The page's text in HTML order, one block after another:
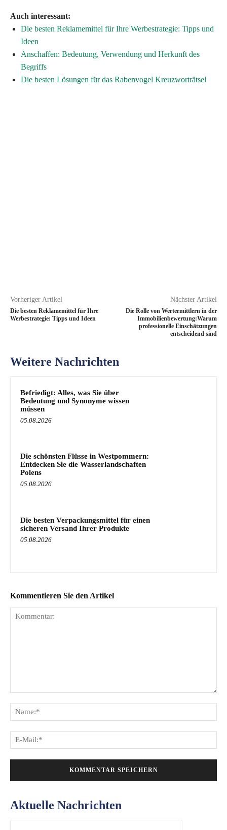
Auch interessant:
Die besten Reklamemittel für Ihre Werbestrategie: Tipps und
Ideen
Anschaffen: Bedeutung, Verwendung und Herkunft des
Begriffs
Die besten Lösungen für das Rabenvogel Kreuzworträtsel
Vorheriger Artikel
Die besten Reklamemittel für Ihre
Werbestrategie: Tipps und Ideen
Nächster Artikel
Die Rolle von Wertermittlern in der
Immobilienbewertung:Warum
professionelle Einschätzungen
entscheidend sind
Weitere Nachrichten
Befriedigt: Alles, was Sie über
Bedeutung und Synonyme wissen
müssen
05.08.2026
Die schönsten Flüsse in Westpommern:
Entdecken Sie die Wasserlandschaften
Polens
05.08.2026
Die besten Verpackungsmittel für einen
sicheren Versand Ihrer Produkte
05.08.2026
Kommentieren Sie den Artikel
Aktuelle Nachrichten